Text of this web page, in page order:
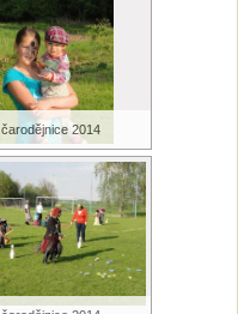
čarodějnice 2014